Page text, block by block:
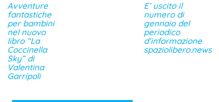
Avventure
fantastiche
per bambini
nel nuovo
libro “La
Coccinella
Sky” di
Valentina
Garripoli
E’ uscito il
numero di
gennaio del
periodico
d’informazione
spaziolibero.news